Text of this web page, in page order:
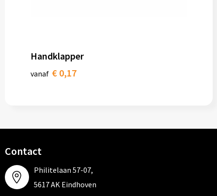
Handklapper
vanaf € 0,17
Contact
Philitelaan 57-07,
5617 AK Eindhoven